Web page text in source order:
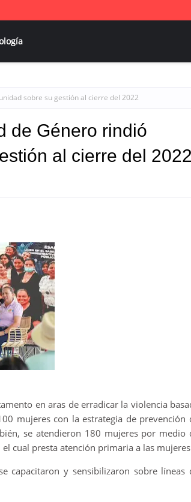
sobre su gestión al cierre del 2022
de Género rindió
al cierre del 2022
en aras de erradicar la violencia
mujeres con la estrategia de prevención
se atendieron 180 mujeres por medio
cual presta atención primaria a las
capacitaron y sensibilizaron sobre líneas